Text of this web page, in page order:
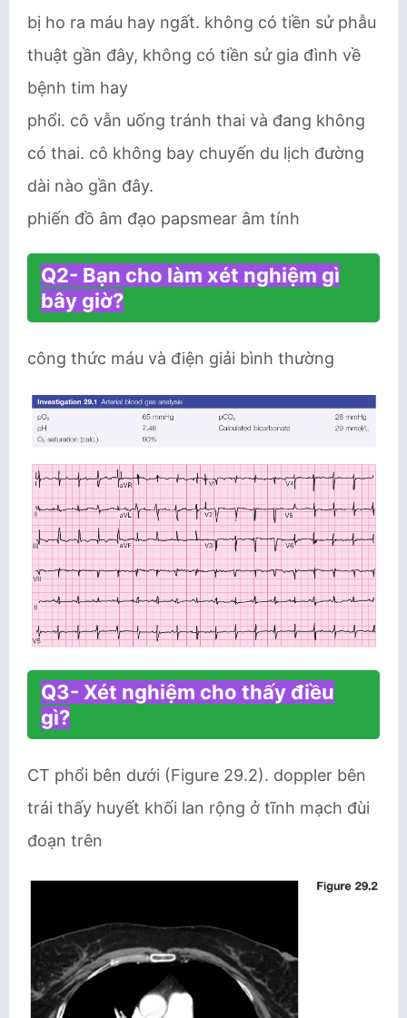
bị ho ra máu hay ngất. không có tiền sử phẫu
thuật gần đây, không có tiền sử gia đình về
bệnh tim hay
phổi. cô vẫn uống tránh thai và đang không
có thai. cô không bay chuyến du lịch đường
dài nào gần đây.
phiến đồ âm đạo papsmear âm tính
Q2- Bạn cho làm xét nghiệm gì
bây giờ?
công thức máu và điện giải bình thường
Q3- Xét nghiệm cho thấy điều
gì?
CT phổi bên dưới (Figure 29.2). doppler bên
trái thấy huyết khối lan rộng ở tĩnh mạch đùi
đoạn trên